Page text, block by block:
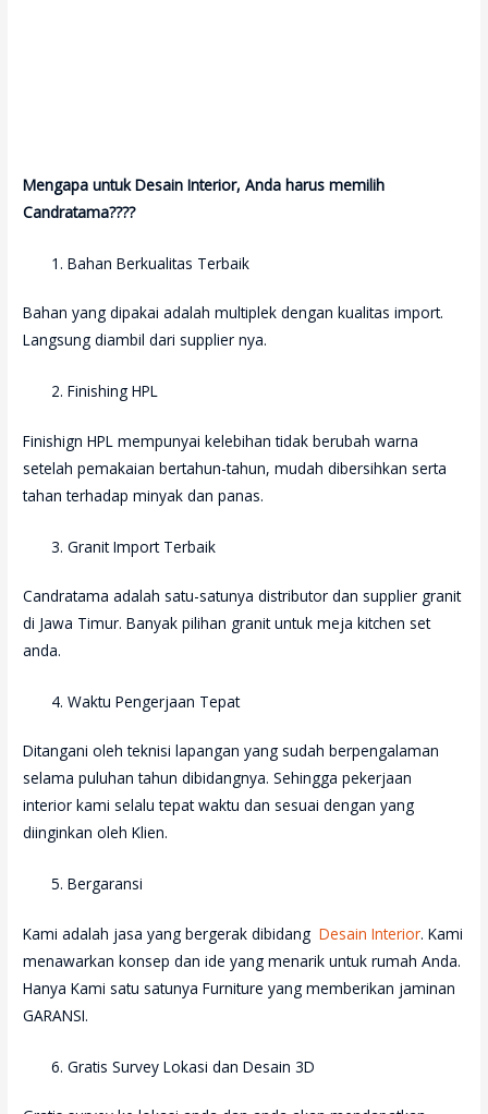
Mengapa untuk Desain Interior, Anda harus memilih
Candratama????
Bahan Berkualitas Terbaik
Bahan yang dipakai adalah multiplek dengan kualitas import.
Langsung diambil dari supplier nya.
Finishing HPL
Finishign HPL mempunyai kelebihan tidak berubah warna
setelah pemakaian bertahun-tahun, mudah dibersihkan serta
tahan terhadap minyak dan panas.
Granit Import Terbaik
Candratama adalah satu-satunya distributor dan supplier granit
di Jawa Timur. Banyak pilihan granit untuk meja kitchen set
anda.
Waktu Pengerjaan Tepat
Ditangani oleh teknisi lapangan yang sudah berpengalaman
selama puluhan tahun dibidangnya. Sehingga pekerjaan
interior kami selalu tepat waktu dan sesuai dengan yang
diinginkan oleh Klien.
Bergaransi
Kami adalah jasa yang bergerak dibidangDesain Interior. Kami
menawarkan konsep dan ide yang menarik untuk rumah Anda.
Hanya Kami satu satunya Furniture yang memberikan jaminan
GARANSI.
Gratis Survey Lokasi dan Desain 3D